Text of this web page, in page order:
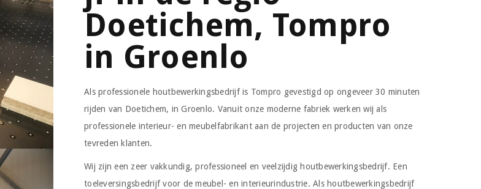
Doetichem, Tompro
in Groenlo
Als professionele houtbewerkingsbedrijf is Tompro gevestigd op ongeveer 30 minuten
rijden van Doetichem, in Groenlo. Vanuit onze moderne fabriek werken wij als
professionele interieur- en meubelfabrikant aan de projecten en producten van onze
tevreden klanten.
Wij zijn een zeer vakkundig, professioneel en veelzijdig houtbewerkingsbedrijf. Een
toeleversingsbedrijf voor de meubel- en interieurindustrie. Als houtbewerkingsbedrijf